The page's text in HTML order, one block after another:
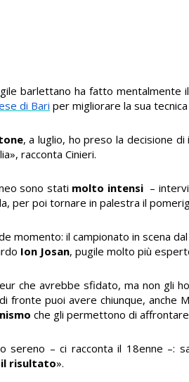
barlettano ha fatto mentalmente
di Bari per migliorare la sua
, a luglio, ho preso la decisione
racconta Cinieri.
sono stati molto intensi –
per poi tornare in palestra il
momento: il campionato in scena
Ion Josan, pugile molto più
che avrebbe sfidato, ma non gli
fronte puoi avere chiunque, anche
che gli permettono di
sereno – ci racconta il 18enne –:
il risultato».